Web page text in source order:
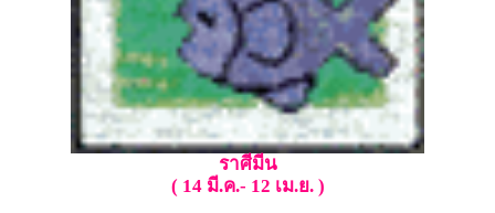
ราศีมีน
( 14 มี.ค.- 12 เม.ย. )